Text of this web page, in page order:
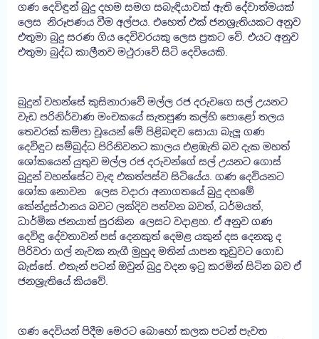
ගණ දෙවිඳුන් බුදු දහම සමග සබැඳියාවක් ඇති දේවාත්මයක්
ලෙස නිරූපණය වීම අල්පය. එහෙත් එක් ජනශ්‍රැතියකට අනුව
එතුමා බුදු සරණ ගිය දෙවිවරයකු ලෙස ප්‍රකට වේ. එයට අනුව
එතුමා බුද්ධ කාලීනව මථුරාවේ සිටි දෙවියෙකි.
බුදුන් වහන්සේ කුසිනාරාවේ මල්ල රජ දරුවගෙ සල් උයනට
වැඩ පරිනිර්වාණ මංචකයේ සැතපුණ කල්හි පොළෝ තලය
තෙවරක් කම්පා වූයෙන් මේ පිළිබඳව සොයා බැලූ ගණ
දෙවිඳුට සම්බුද්ධ පිරිනිවනට කාලය එළඹැති බව දැක මහත්
ශෝකයෙන් යුතුව මල්ල රජ දරුවන්ගේ සල් උයනට ගොස්
බුදුන් වහන්සේට වැඳ එකත්පස්ව සිටියේය. ගණ දෙවියනට
ශෝක නොවන ලෙස වදාරා අනාගතයේ බුදු දහමේ
කේන්ද්‍රස්ථානය බවට ලක්දිව පත්වන බවත්, ධර්මයත්,
ධාර්මික ජනයාත් සුරකින ලෙසට වදාළහ. ඒ අනුව ගණ
දෙවිඳු දේවතාවන් පස් දෙනකුත් දෙමළ යකුන් දස දෙනකු ද
පිරිවරා ගල් නැවක නැගී මුහුද මතින් යාපන තුඩුවට ගොඩ
බැස්සේ. එතැන් පටන් ඔවුන් බුදු වදන ඉටු කරමින් සිටින බව ඒ
ජනශ්‍රැතියේ කියවේ.
ගණ දෙවියන් පිදීම මෙරට බොහෝ කලක පටන් පැවත